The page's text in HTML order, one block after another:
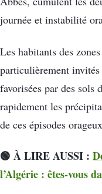
journée et instabilité
Les habitants des
particulièrement
favorisées par des sols
rapidement les
de ces épisodes
🟢 À LIRE AUSSI :
l’Algérie : êtes-vous